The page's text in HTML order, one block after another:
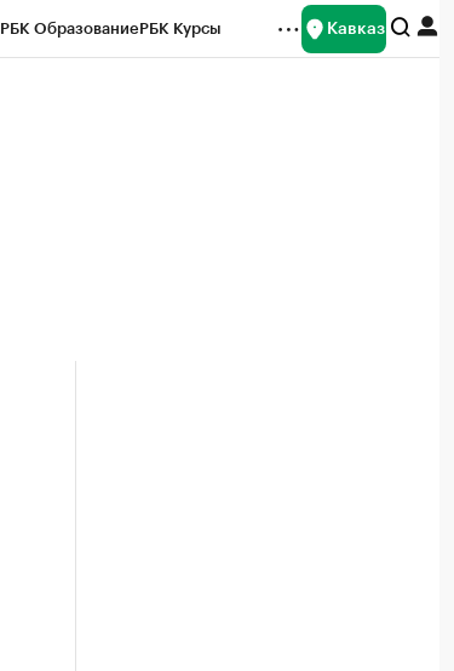
РБК ОбразованиеРБК Курсы Кавказ